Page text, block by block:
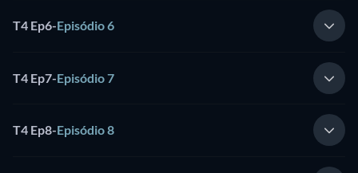
T4 Ep6-Episódio 6
T4 Ep7-Episódio 7
T4 Ep8-Episódio 8